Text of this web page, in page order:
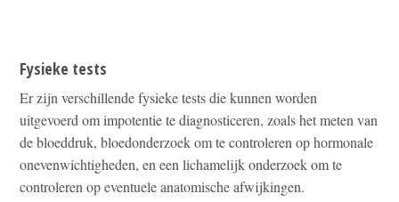
Fysieke tests
Er zijn verschillende fysieke tests die kunnen worden
uitgevoerd om impotentie te diagnosticeren, zoals het meten van
de bloeddruk, bloedonderzoek om te controleren op hormonale
onevenwichtigheden, en een lichamelijk onderzoek om te
controleren op eventuele anatomische afwijkingen.